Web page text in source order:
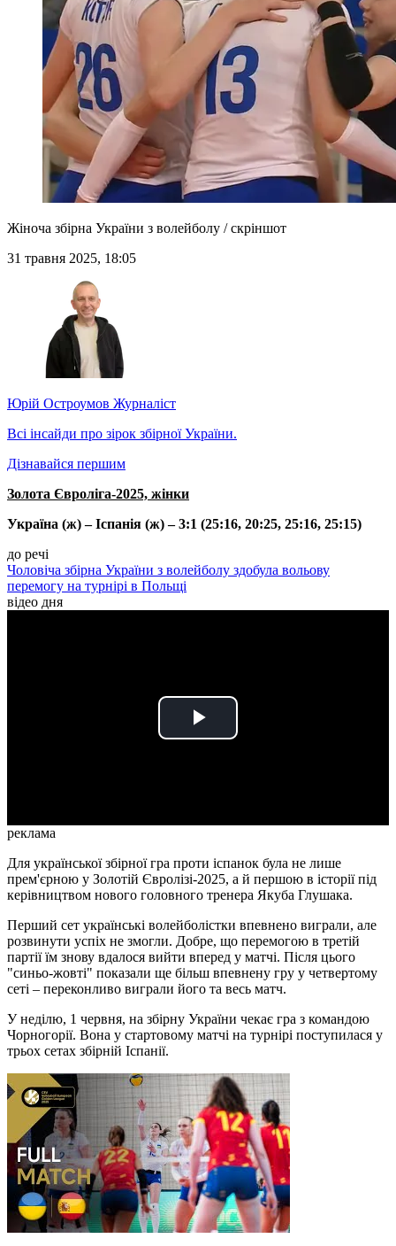
Жіноча збірна України з волейболу / скріншот
31 травня 2025, 18:05
Юрій Остроумов Журналіст
Всі інсайди про зірок збірної України.
Дізнавайся першим
Золота Євроліга-2025, жінки
Україна (ж) – Іспанія (ж) – 3:1 (25:16, 20:25, 25:16, 25:15)
до речі
Чоловіча збірна України з волейболу здобула вольову
перемогу на турнірі в Польщі
відео дня
Play
реклама
Для української збірної гра проти іспанок була не лише
прем'єрною у Золотій Євролізі-2025, а й першою в історії під
керівництвом нового головного тренера Якуба Глушака.
Перший сет українські волейболістки впевнено виграли, але
розвинути успіх не змогли. Добре, що перемогою в третій
партії їм знову вдалося вийти вперед у матчі. Після цього
"синьо-жовті" показали ще більш впевнену гру у четвертому
сеті – переконливо виграли його та весь матч.
У неділю, 1 червня, на збірну України чекає гра з командою
Чорногорії. Вона у стартовому матчі на турнірі поступилася у
трьох сетах збірній Іспанії.